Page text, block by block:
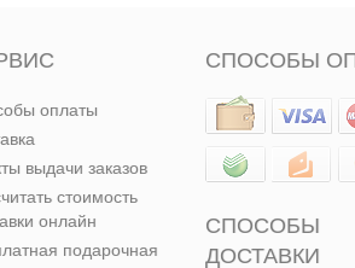
оплаты
выдачи заказов
стоимость
онлайн
подарочная
СПОСОБЫ
СПОСОБЫ
ДОСТАВКИ